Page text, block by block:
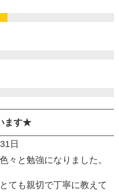
ます★
日
々と勉強になりました。
ても親切で丁寧に教えて